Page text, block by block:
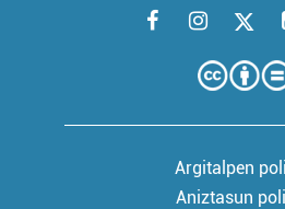
Argitalpen
Aniztasun